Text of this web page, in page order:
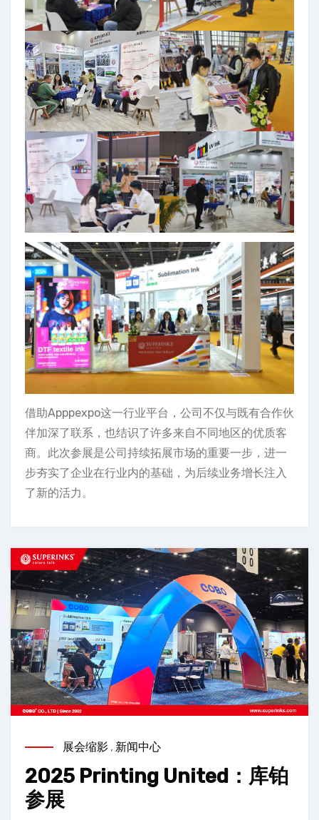
借助Apppexpo这一行业平台，公司不仅与既有合作伙
伴加深了联系，也结识了许多来自不同地区的优质客
商。此次参展是公司持续拓展市场的重要一步，进一
步夯实了企业在行业内的基础，为后续业务增长注入
了新的活力。
展会缩影 , 新闻中心
2025 Printing United：库铂
参展